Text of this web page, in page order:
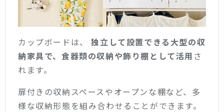
カップボードは、独立して設置できる大型の収
納家具で、食器類の収納や飾り棚として活用 さ
れます。
扉付きの収納スペースやオープンな棚など、多
様な収納形態を組み合わせることができます。